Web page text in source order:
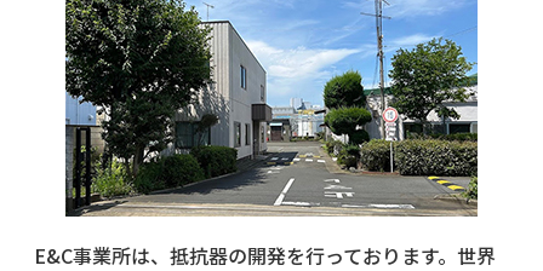
E&C事業所は、抵抗器の開発を行っております。世界